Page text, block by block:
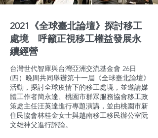
2021《全球臺北論壇》探討移工
處境 呼籲正視移工權益發展永
續經營
台灣世代智庫與台灣亞洲交流基金會 26日
(四）晚間共同舉辦第十一屆《全球臺北論壇》
活動，探討全球疫情下的移工處境，並邀請媒
體工作者簡永達、桃園市群眾服務協會移工政
策處主任汪英達進行專題演講，並由桃園市新
住民協會林桂金女士與越南移工移民辦公室阮
文雄神父進行評論。